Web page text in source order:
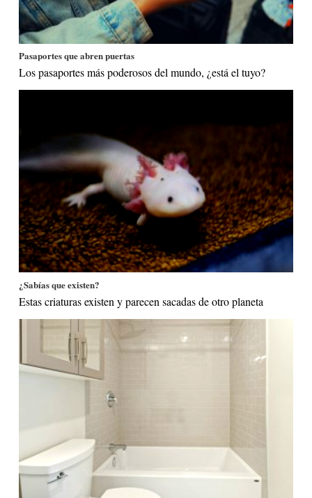
Pasaportes que abren puertas
Los pasaportes más poderosos del mundo, ¿está el tuyo?
¿Sabías que existen?
Estas criaturas existen y parecen sacadas de otro planeta